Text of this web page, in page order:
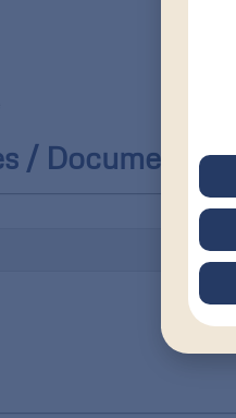
/ Document